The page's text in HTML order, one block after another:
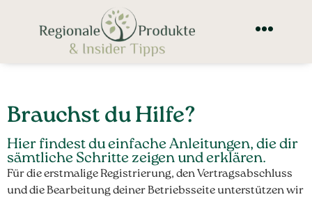
Brauchst du Hilfe?
Hier findest du einfache Anleitungen, die dir
sämtliche Schritte zeigen und erklären.
Für die erstmalige Registrierung, den Vertragsabschluss
und die Bearbeitung deiner Betriebsseite unterstützen wir